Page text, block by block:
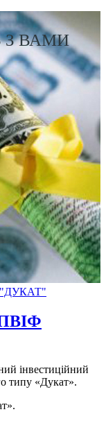
З ВАМИ
ПВІФ
інвестиційний
типу «Дукат».